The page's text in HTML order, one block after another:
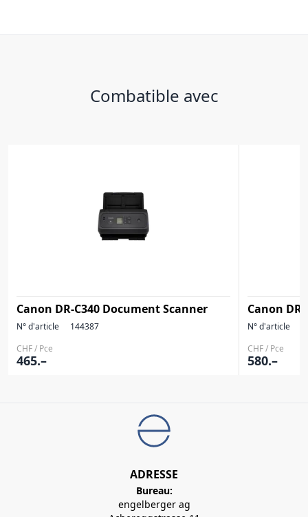
Combatible avec
Canon DR-C340 Document Scanner
N° d'article
144387
CHF / Pce
465.–
Canon
N° d'article
CHF / Pce
580.–
ADRESSE
Bureau:
engelberger ag